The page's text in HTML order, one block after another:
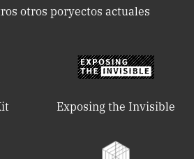
otros poryectos actuales
Exposing the Invisible